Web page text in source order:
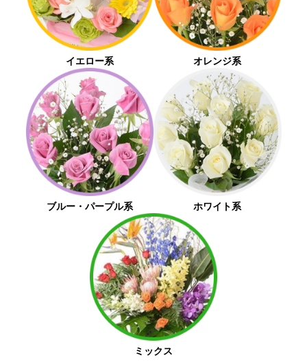
イエロー系 オレンジ系
ブルー・ パープル系 ホワイト系
ミックス